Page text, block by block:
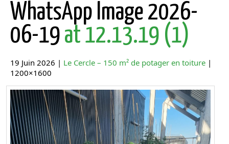
WhatsApp Image 2026-
06-19 at 12.13.19 (1)
19 Juin 2026 | Le Cercle – 150 m² de potager en toiture |
1200×1600